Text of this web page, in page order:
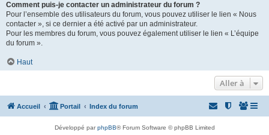
Comment puis-je contacter un administrateur du forum ?
Pour l’ensemble des utilisateurs du forum, vous pouvez utiliser le lien « Nous
contacter », si ce dernier a été activé par un administrateur.
Pour les membres du forum, vous pouvez également utiliser le lien « L’équipe
du forum ».
Haut
Aller à
Accueil Portail Index du forum
Développé parphpBB® Forum Software © phpBB Limited